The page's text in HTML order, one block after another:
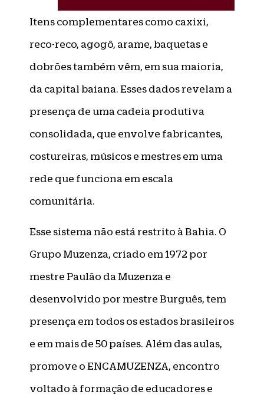
Itens complementares como caxixi,
reco-reco, agogô, arame, baquetas e
dobrões também vêm, em sua maioria,
da capital baiana. Esses dados revelam a
presença de uma cadeia produtiva
consolidada, que envolve fabricantes,
costureiras, músicos e mestres em uma
rede que funciona em escala
comunitária.
Esse sistema não está restrito à Bahia. O
Grupo Muzenza, criado em 1972 por
mestre Paulão da Muzenza e
desenvolvido por mestre Burguês, tem
presença em todos os estados brasileiros
e em mais de 50 países. Além das aulas,
promove o ENCAMUZENZA, encontro
voltado à formação de educadores e